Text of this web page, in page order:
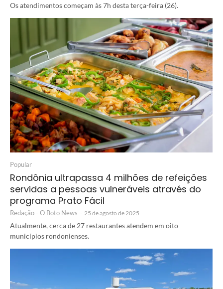
Os atendimentos começam às 7h desta terça-feira (26).
Popular
Rondônia ultrapassa 4 milhões de refeições
servidas a pessoas vulneráveis através do
programa Prato Fácil
Redação - O Boto News - 25 de agosto de 2025
Atualmente, cerca de 27 restaurantes atendem em oito
municípios rondonienses.